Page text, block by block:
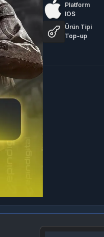
Platform
IOS
Ürün Tipi
Top-up